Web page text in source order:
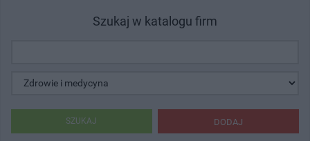
Szukaj w katalogu firm
DODAJ
SZUKAJ